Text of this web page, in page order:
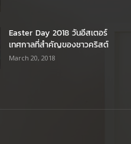
Easter Day 2018 วันอีสเตอร์
เทศกาลที่สำคัญของชาวคริสต์
March 20, 2018